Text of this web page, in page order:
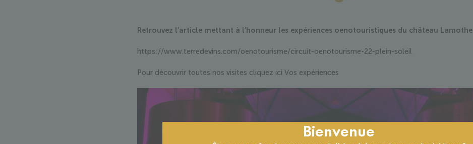
Retrouvez l’article mettant à l’honneur les expériences oenotouristiques du château
https://www.terredevins.com/oenotourisme/circuit-oenotourisme-22-plein-soleil
Pour découvrir toutes nos visites cliquez ici Vos expériences
Bienvenue